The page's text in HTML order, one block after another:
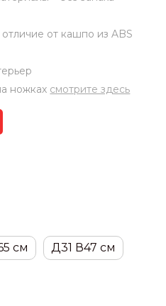
от кашпо из ABS
ножках смотрите здесь
см Д31 В47 см